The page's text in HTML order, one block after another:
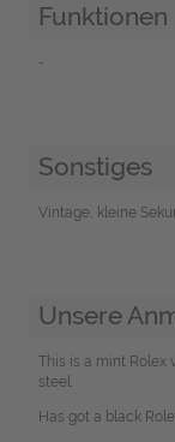
Funktionen
-
Sonstiges
Vintage, kleine
Unsere
This is a mint Rolex
steel.
Has got a black